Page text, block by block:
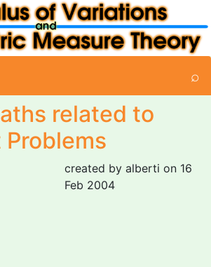
⌕
related to
created by alberti on 16
Feb 2004